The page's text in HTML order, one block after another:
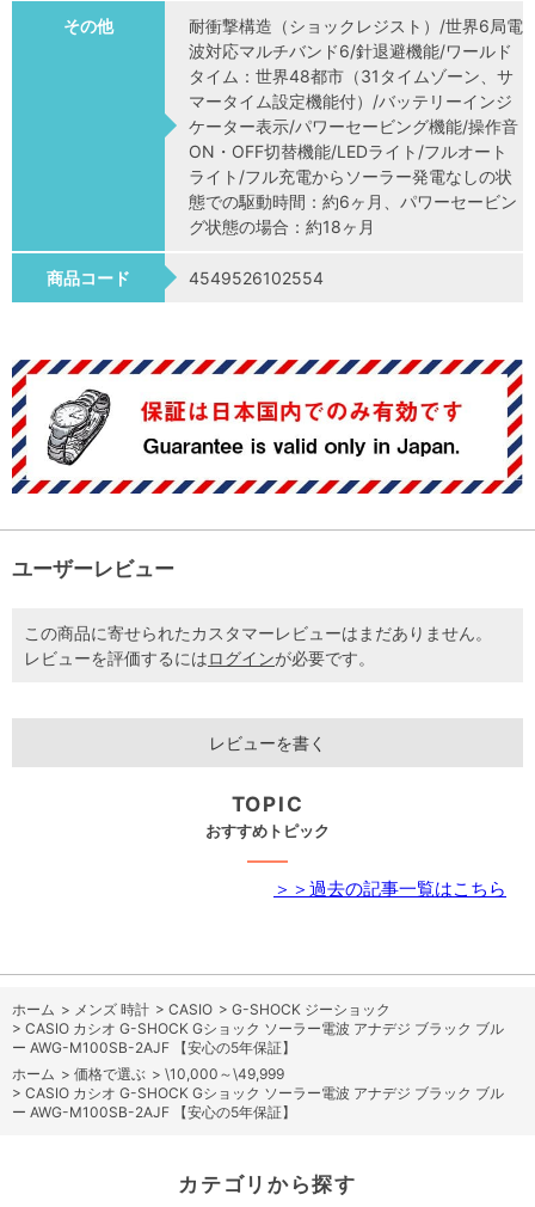
その他
耐衝撃構造（ショックレジスト）/世界6局電
波対応マルチバンド6/針退避機能/ワールド
タイム：世界48都市（31タイムゾーン、サ
マータイム設定機能付）/バッテリーインジ
ケーター表示/パワーセービング機能/操作音
ON・OFF切替機能/LEDライト/フルオート
ライト/フル充電からソーラー発電なしの状
態での駆動時間：約6ヶ月、パワーセービン
グ状態の場合：約18ヶ月
商品コード 4549526102554
ユーザーレビュー
この商品に寄せられたカスタマーレビューはまだありません。
レビューを評価するにはログインが必要です。
レビューを書く
TOPIC
おすすめトピック
＞＞過去の記事一覧はこちら
ホーム > メンズ 時計 > CASIO > G-SHOCK ジーショック
> CASIO カシオ G-SHOCK Gショック ソーラー電波 アナデジ ブラック ブル
ー AWG-M100SB-2AJF 【安心の5年保証】
ホーム > 価格で選ぶ > \10,000～\49,999
> CASIO カシオ G-SHOCK Gショック ソーラー電波 アナデジ ブラック ブル
ー AWG-M100SB-2AJF 【安心の5年保証】
カテゴリから探す